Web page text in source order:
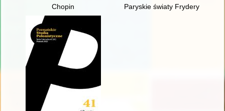
Chopin
Paryskie światy Fryderyka